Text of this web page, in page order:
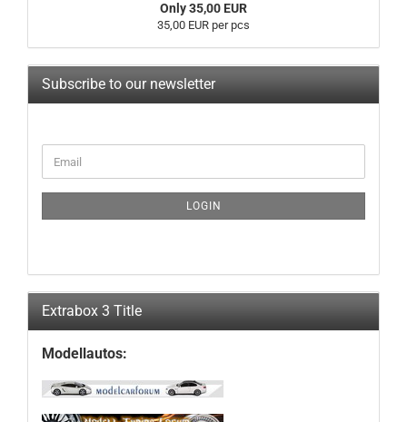
Only 35,00 EUR
35,00 EUR per pcs
Subscribe to our newsletter
TO
PAGE
Email
LOGIN
Extrabox 3 Title
Modellautos: